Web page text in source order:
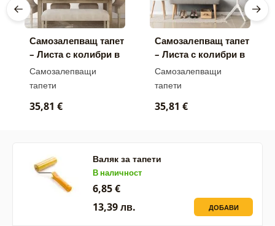
Самозалепващ тапет
– Листа с колибри в
нюанс Peach Fuzz
Самозалепващи
тапети
35,81 €
Самозалепващ тапет
– Листа с колибри в
черно-бяло
Самозалепващи
тапети
35,81 €
Валяк за тапети
В наличност
6,85 €
13,39 лв.
ДОБАВИ